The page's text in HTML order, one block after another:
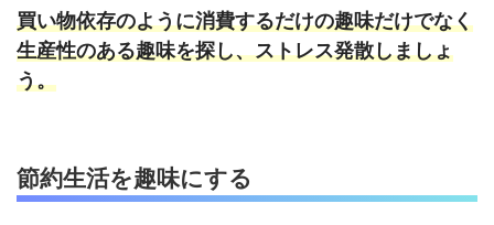
買い物依存のように消費するだけの趣味だけでなく
生産性のある趣味を探し、ストレス発散しましょ
う。
節約生活を趣味にする